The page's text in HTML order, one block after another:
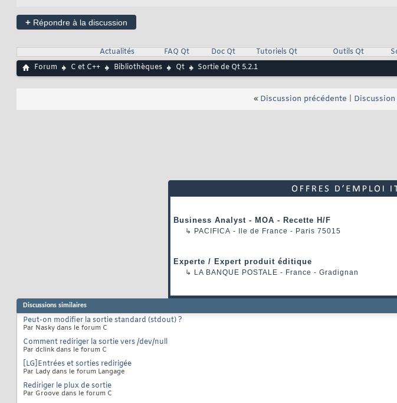
+ Répondre à la discussion
Actualités FAQ Qt Doc Qt Tutoriels Qt Outils Qt
Forum
C et C++ Bibliothèques Qt Sortie de Qt 5.2.1
« Discussion précédente
Business Analyst - MOA - Recette H/F
↳ PACIFICA - Ile de France - Paris 75015
Experte / Expert produit éditique
↳ LA BANQUE POSTALE - France - Gradignan
Discussions similaires
Peut-on modifier la sortie standard (stdout) ?
Par Nasky dans le forum C
Comment rediriger la sortie vers /dev/null
Par dclink dans le forum C
[LG]Entrées et sorties redirigée
Par Lady dans le forum Langage
Rediriger le plux de sortie
Par Groove dans le forum C